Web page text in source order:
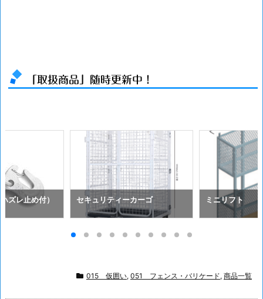
「取扱商品」随時更新中！
ズレ止め付） セキュリティーカーゴ ミニリフト
015 仮囲い, 051 フェンス・バリケード, 商品一覧